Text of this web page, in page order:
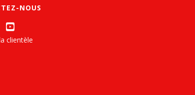
NOUS
clientèle